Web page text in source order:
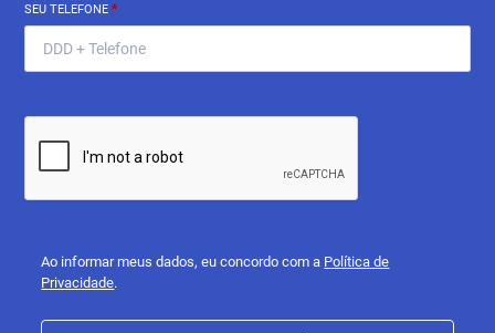
SEU TELEFONE*
Ao informar meus dados, eu concordo com a Política de
Privacidade.